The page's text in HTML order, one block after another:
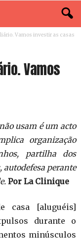
Vamos investir as casas
Vamos
usam é um acto
organização
partilha dos
perante
Por La Clinique
casa [aluguéis]
durante o
minúsculos